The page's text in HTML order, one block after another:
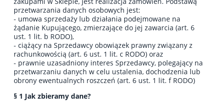
przetwarzania danych osobowych jest:
- umowa sprzedaży lub działania podejmowane na
żądanie Kupującego, zmierzające do jej zawarcia (art. 6
ust. 1 lit. b RODO),
- ciążący na Sprzedawcy obowiązek prawny związany z
rachunkowością (art. 6 ust. 1 lit. c RODO) oraz
- prawnie uzasadniony interes Sprzedawcy, polegający na
przetwarzaniu danych w celu ustalenia, dochodzenia lub
obrony ewentualnych roszczeń (art. 6 ust. 1 lit. f RODO)
§ 1 Jak zbieramy dane?